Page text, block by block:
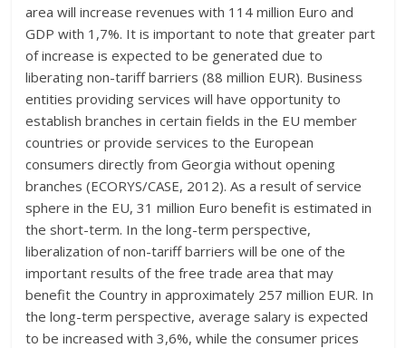
area will increase revenues with 114 million Euro and
GDP with 1,7%. It is important to note that greater part
of increase is expected to be generated due to
liberating non-tariff barriers (88 million EUR). Business
entities providing services will have opportunity to
establish branches in certain fields in the EU member
countries or provide services to the European
consumers directly from Georgia without opening
branches (ECORYS/CASE, 2012). As a result of service
sphere in the EU, 31 million Euro benefit is estimated in
the short-term. In the long-term perspective,
liberalization of non-tariff barriers will be one of the
important results of the free trade area that may
benefit the Country in approximately 257 million EUR. In
the long-term perspective, average salary is expected
to be increased with 3,6%, while the consumer prices